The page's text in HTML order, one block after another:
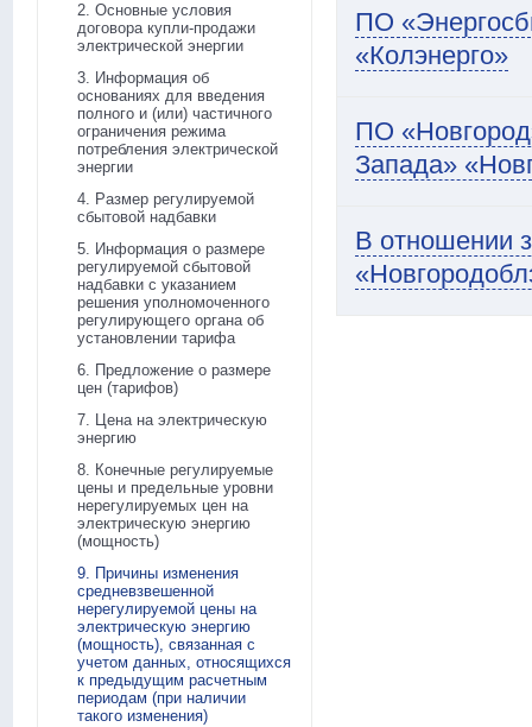
2. Основные условия
договора купли-продажи
электрической энергии
3. Информация об
основаниях для введения
полного и (или) частичного
ограничения режима
потребления электрической
энергии
4. Размер регулируемой
сбытовой надбавки
5. Информация о размере
регулируемой сбытовой
надбавки с указанием
решения уполномоченного
регулирующего органа об
установлении тарифа
6. Предложение о размере
цен (тарифов)
7. Цена на электрическую
энергию
8. Конечные регулируемые
цены и предельные уровни
нерегулируемых цен на
электрическую энергию
(мощность)
9. Причины изменения
средневзвешенной
нерегулируемой цены на
электрическую энергию
(мощность), связанная с
учетом данных, относящихся
к предыдущим расчетным
периодам (при наличии
такого изменения)
ПО
«Колэнерго»
ПО
Запада»
В отношении